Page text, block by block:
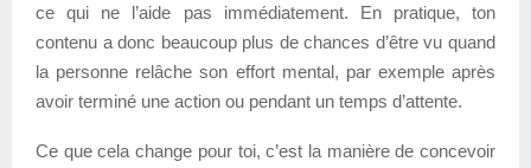
ce qui ne l’aide pas immédiatement. En pratique, ton
contenu a donc beaucoup plus de chances d’être vu quand
la personne relâche son effort mental, par exemple après
avoir terminé une action ou pendant un temps d’attente.
Ce que cela change pour toi, c’est la manière de concevoir